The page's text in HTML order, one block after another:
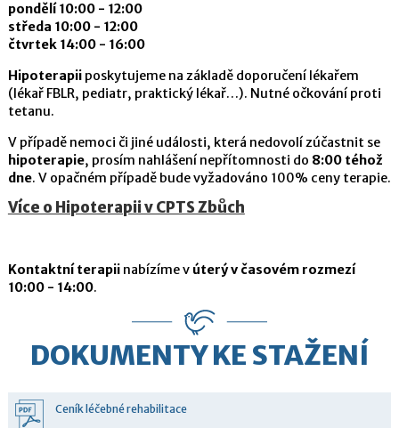
pondělí 10:00 - 12:00
středa 10:00 - 12:00
čtvrtek 14:00 - 16:00
Hipoterapiiposkytujeme na základě doporučení lékařem
(lékař FBLR, pediatr, praktický lékař…). Nutné očkování proti
tetanu.
V případě nemoci či jiné události, která nedovolí zúčastnit se
hipoterapie, prosím nahlášení nepřítomnosti do 8:00 téhož
dne. V opačném případě bude vyžadováno 100% ceny terapie.
Více o Hipoterapii v CPTS Zbůch
Kontaktní terapiinabízíme v úterý v časovém rozmezí
10:00 - 14:00.
DOKUMENTY KE STAŽENÍ
Ceník léčebné rehabilitace